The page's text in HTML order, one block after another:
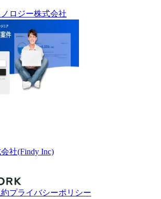
ロジー株式会社
社(Findy Inc)
プライバシーポリシー